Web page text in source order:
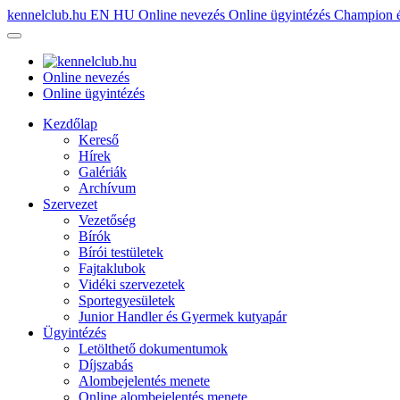
kennelclub.hu EN HU Online nevezés Online ügyintézés Champion
Online nevezés
Online ügyintézés
Kezdőlap
Kereső
Hírek
Galériák
Archívum
Szervezet
Vezetőség
Bírók
Bírói testületek
Fajtaklubok
Vidéki szervezetek
Sportegyesületek
Junior Handler és Gyermek kutyapár
Ügyintézés
Letölthető dokumentumok
Díjszabás
Alombejelentés menete
Online alombejelentés menete